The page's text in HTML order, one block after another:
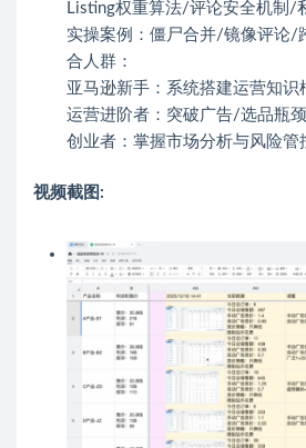
Listing权重算法/评论安全机制/
实操案例：僵尸合并/镜像评论/
合人群：
亚马逊新手：系统搭建运营知识
运营进阶者：突破广告/选品瓶颈
创业者：掌握市场分析与风险管
视频截图: